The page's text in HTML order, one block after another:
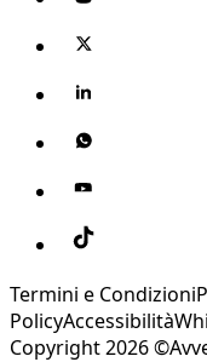
Termini e Condizioni
PolicyAccessibilità
Copyright 2026